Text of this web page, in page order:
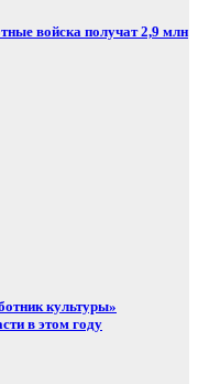
войска получат 2,9 млн
культуры»
в этом году